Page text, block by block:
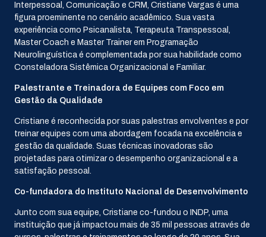
Interpessoal, Comunicação e CRM, Cristiane Vargas é uma
figura proeminente no cenário acadêmico. Sua vasta
experiência como Psicanalista, Terapeuta Transpessoal,
Master Coach e Master Trainer em Programação
Neurolinguística é complementada por sua habilidade como
Consteladora Sistêmica Organizacional e Familiar.
Palestrante e Treinadora de Equipes com Foco em
Gestão da Qualidade
Cristiane é reconhecida por suas palestras envolventes e por
treinar equipes com uma abordagem focada na excelência e
gestão da qualidade. Suas técnicas inovadoras são
projetadas para otimizar o desempenho organizacional e a
satisfação pessoal.
Co-fundadora do Instituto Nacional de Desenvolvimento
Junto com sua equipe, Cristiane co-fundou o INDP, uma
instituição que já impactou mais de 35 mil pessoas através de